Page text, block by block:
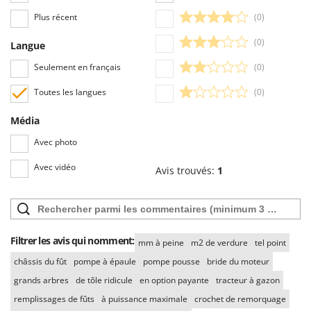
Plus récent
Langue
Seulement en français
Toutes les langues
Média
Avec photo
Avec vidéo
(0)
(0)
(0)
(0)
Avis trouvés: 1
Filtrer les avis qui nomment: mm à peine m2 de verdure
tel point
châssis du fût
pompe à épaule pompe pousse
bride du moteur
grands arbres de tôle ridicule en option payante
tracteur à gazon
remplissages de fûts à puissance maximale crochet de remorquage